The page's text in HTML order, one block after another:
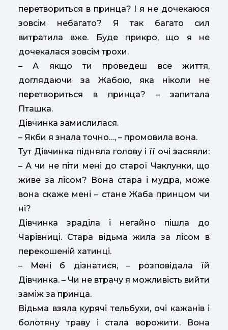
перетвориться в принца? І я не дочекаюся
зовсім небагато? Я так багато сил
витратила вже. Буде прикро, що я не
дочекалася зовсім трохи.
– А якщо ти проведеш все життя,
доглядаючи за Жабою, яка ніколи не
перетвориться в принца? – запитала
Пташка.
Дівчинка замислилася.
– Якби я знала точно…, – промовила вона.
Тут Дівчинка підняла голову і її очі засяяли:
– А чи не піти мені до старої Чаклунки, що
живе за лісом? Вона стара і мудра, може
вона скаже мені – стане Жаба принцом чи
ні?
Дівчинка зраділа і негайно пішла до
Чарівниці. Стара відьма жила за лісом в
перекошеній хатинці.
– Мені б дізнатися, – розповідала їй
Дівчинка. – Чи не втрачу я можливість вийти
заміж за принца.
Відьма взяла курячі тельбухи, очі кажанів і
болотяну траву і стала ворожити. Вона